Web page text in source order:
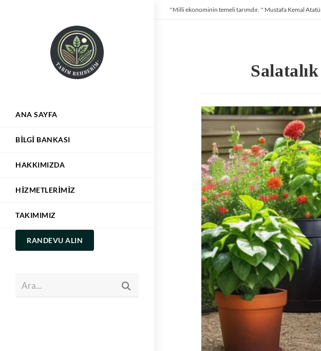
''Milli ekonominin temeli tarımdır. '' Mustafa Kemal
ANA SAYFA
BILGI BANKASI
HAKKIMIZDA
HIZMETLERIMIZ
TAKIMIMIZ
RANDEVU ALIN
Ara...